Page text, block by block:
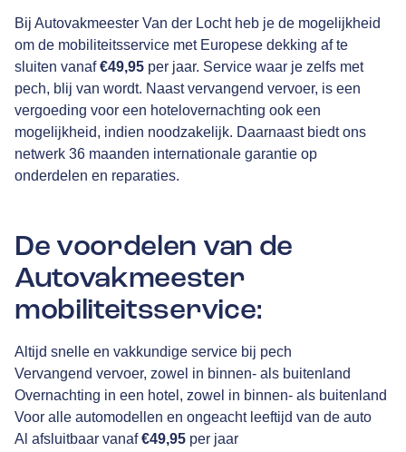
Bij Autovakmeester Van der Locht heb je de mogelijkheid
om de mobiliteitsservice met Europese dekking af te
sluiten vanaf€49,95 per jaar. Service waar je zelfs met
pech, blij van wordt. Naast vervangend vervoer, is een
vergoeding voor een hotelovernachting ook een
mogelijkheid, indien noodzakelijk. Daarnaast biedt ons
netwerk 36 maanden internationale garantie op
onderdelen en reparaties.
De voordelen van de
Autovakmeester
mobiliteitsservice:
Altijd snelle en vakkundige service bij pech
Vervangend vervoer, zowel in binnen- als buitenland
Overnachting in een hotel, zowel in binnen- als buitenland
Voor alle automodellen en ongeacht leeftijd van de auto
Al afsluitbaar vanaf€49,95 per jaar